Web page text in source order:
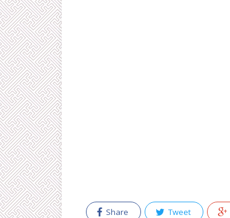
Share Tweet